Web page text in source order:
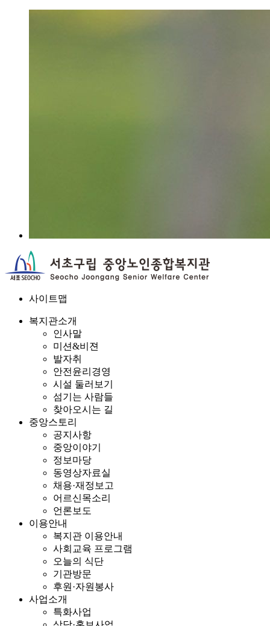
사이트맵
복지관소개
인사말
미션&비젼
발자취
안전윤리경영
시설 둘러보기
섬기는 사람들
찾아오시는 길
중앙스토리
공지사항
중앙이야기
정보마당
동영상자료실
채용·재정보고
어르신목소리
언론보도
이용안내
복지관 이용안내
사회교육 프로그램
오늘의 식단
기관방문
후원·자원봉사
사업소개
특화사업